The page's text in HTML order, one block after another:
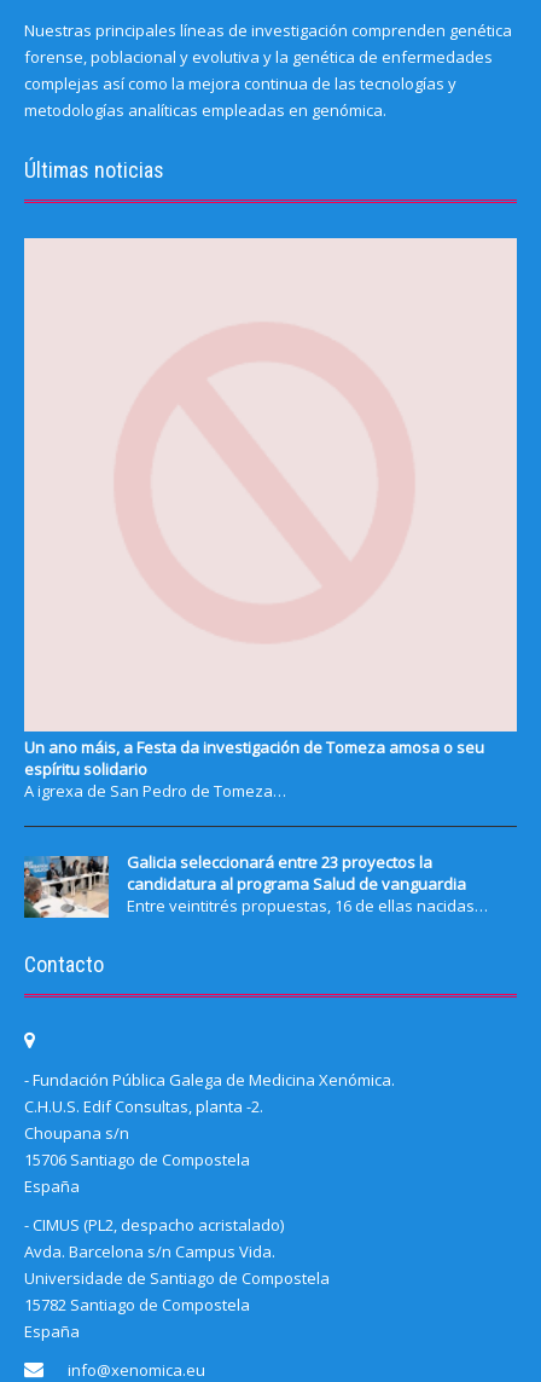
Nuestras principales líneas de investigación comprenden genética
forense, poblacional y evolutiva y la genética de enfermedades
complejas así como la mejora continua de las tecnologías y
metodologías analíticas empleadas en genómica.
Últimas noticias
Un ano máis, a Festa da investigación de Tomeza amosa o seu
espíritu solidario
A igrexa de San Pedro de Tomeza…
Galicia seleccionará entre 23 proyectos la
candidatura al programa Salud de vanguardia
Entre veintitrés propuestas, 16 de ellas nacidas…
Contacto
- Fundación Pública Galega de Medicina Xenómica.
C.H.U.S. Edif Consultas, planta -2.
Choupana s/n
15706 Santiago de Compostela
España
- CIMUS (PL2, despacho acristalado)
Avda. Barcelona s/n Campus Vida.
Universidade de Santiago de Compostela
15782 Santiago de Compostela
España
info@xenomica.eu